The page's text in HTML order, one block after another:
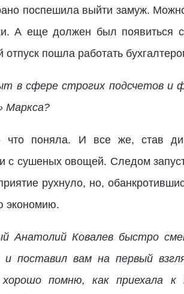
поспешила выйти замуж.
А еще должен был появиться
пошла работать
в сфере строгих подсчетов и
Маркса?
поняла. И все же, став
с сушеных овощей. Следом
рухнуло, но,
экономию.
Анатолий Ковалев быстро
поставил вам на первый
помню, как приехала